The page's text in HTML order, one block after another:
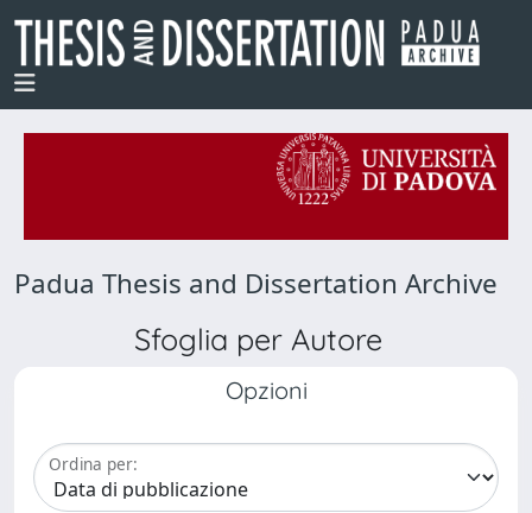
Padua Thesis and Dissertation Archive
Sfoglia per Autore
Opzioni
Ordina per: